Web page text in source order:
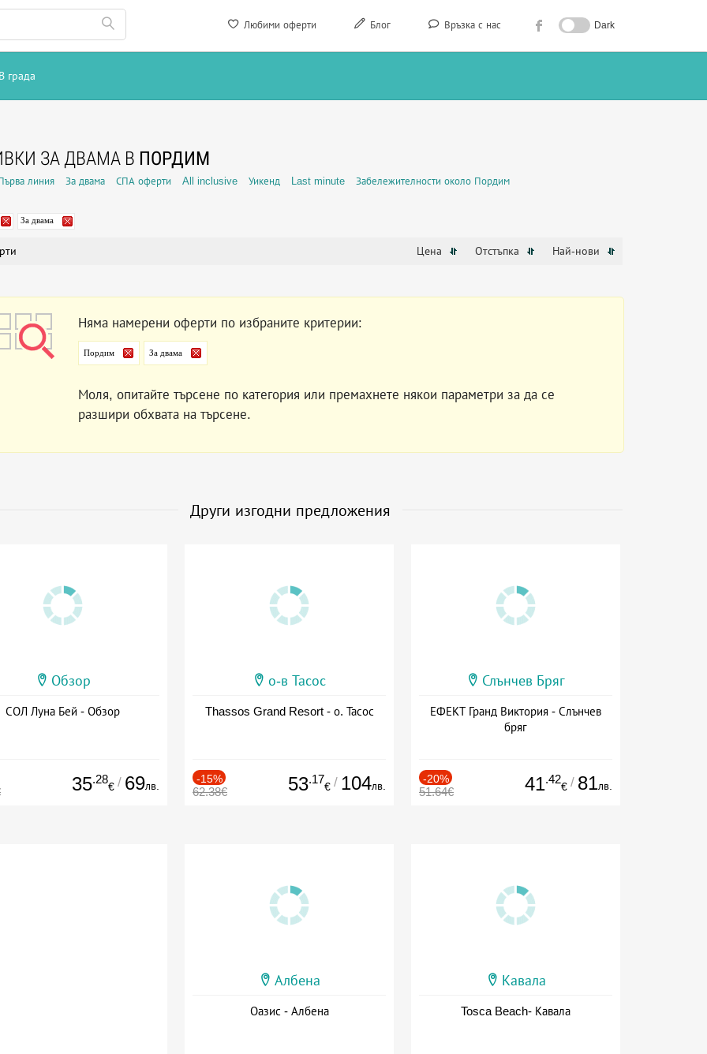
Любими оферти Блог Връзка с нас Dark
В града
ЗА ДВАМА В ПОРДИМ
линия За двама СПА оферти All inclusive Уикенд Last minute Забележителности около Пордим
За двама
Цена Отстъпка Най-нови
Няма намерени оферти по избраните критерии:
Пордим За двама
Моля, опитайте търсене по категория или премахнете някои параметри за да се
разшири обхвата на търсене.
Други изгодни предложения
Обзор
СОЛ Луна Бей - Обзор
35.28
€ / 69лв.
о-в Тасос
Thassos Grand Resort - о. Тасос
-15%
62.38€ 53.17
€ / 104лв.
Слънчев Бряг
ЕФЕКТ Гранд Виктория - Слънчев
бряг
-20%
51.64€ 41.42
€ / 81лв.
Албена
Оазис - Албена
Кавала
Tosca Beach- Кавала